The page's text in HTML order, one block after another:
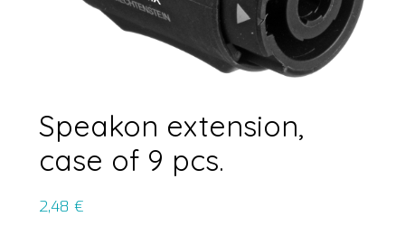
Speakon extension,
case of 9 pcs.
2,48 €